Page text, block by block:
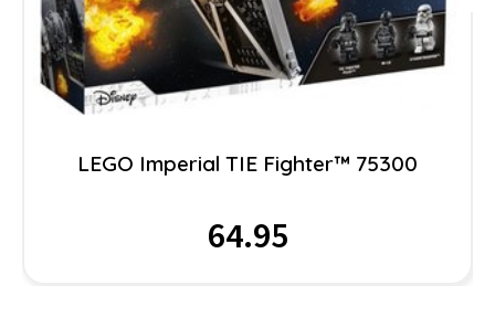
LEGO Imperial TIE Fighter™ 75300
64.95